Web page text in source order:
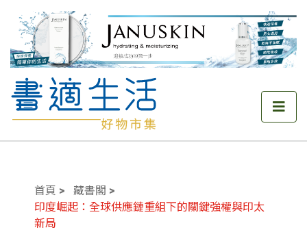
首頁
藏書閣
印度崛起：全球供應鏈重組下的關鍵強權與印太
新局